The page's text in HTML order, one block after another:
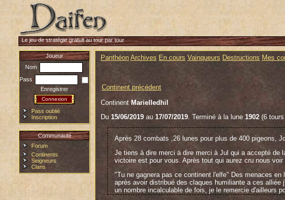
Le jeu de stratégie gratuit au tour par tour
Joueur
Nom
Pass
Enregistrer
Pass oublié
Inscription
Communauté
Forum
Continents
Seigneurs
Clans
Panthéon Archives En cours Vainqueurs Destructions Mes
Continent précédent
Continent Marielledhil
Du 15/06/2019 au 17/07/2019. Terminé à la lune 1902 (6
Après 28 combats ,26 lunes pour plus de 400 pigeons,
Je tiens à dire merci à dire merci à Jul qui a accepté de
victoire est pour vous. Après tout qui aurez cru nous
"Tu ne gagnera pas ce continent l'elfe" Des menaces
après avoir distribué des claques humiliante a ces
un nombre incalculable de fois, je le remercie d'ailleurs